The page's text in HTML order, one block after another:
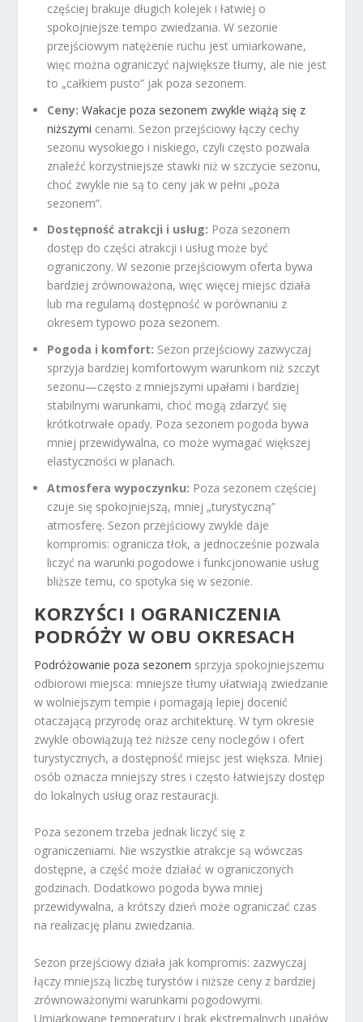
częściej brakuje długich kolejek i łatwiej o
spokojniejsze tempo zwiedzania. W sezonie
przejściowym natężenie ruchu jest umiarkowane,
więc można ograniczyć największe tłumy, ale nie jest
to „całkiem pusto” jak poza sezonem.
Ceny: Wakacje poza sezonem zwykle wiążą się z
niższymi cenami. Sezon przejściowy łączy cechy
sezonu wysokiego i niskiego, czyli często pozwala
znaleźć korzystniejsze stawki niż w szczycie sezonu,
choć zwykle nie są to ceny jak w pełni „poza
sezonem”.
Dostępność atrakcji i usług: Poza sezonem
dostęp do części atrakcji i usług może być
ograniczony. W sezonie przejściowym oferta bywa
bardziej zrównoważona, więc więcej miejsc działa
lub ma regularną dostępność w porównaniu z
okresem typowo poza sezonem.
Pogoda i komfort: Sezon przejściowy zazwyczaj
sprzyja bardziej komfortowym warunkom niż szczyt
sezonu—często z mniejszymi upałami i bardziej
stabilnymi warunkami, choć mogą zdarzyć się
krótkotrwałe opady. Poza sezonem pogoda bywa
mniej przewidywalna, co może wymagać większej
elastyczności w planach.
Atmosfera wypoczynku: Poza sezonem częściej
czuje się spokojniejszą, mniej „turystyczną”
atmosferę. Sezon przejściowy zwykle daje
kompromis: ogranicza tłok, a jednocześnie pozwala
liczyć na warunki pogodowe i funkcjonowanie usług
bliższe temu, co spotyka się w sezonie.
KORZYŚCI I OGRANICZENIA
PODRÓŻY W OBU OKRESACH
Podróżowanie poza sezonem sprzyja spokojniejszemu
odbiorowi miejsca: mniejsze tłumy ułatwiają zwiedzanie
w wolniejszym tempie i pomagają lepiej docenić
otaczającą przyrodę oraz architekturę. W tym okresie
zwykle obowiązują też niższe ceny noclegów i ofert
turystycznych, a dostępność miejsc jest większa. Mniej
osób oznacza mniejszy stres i często łatwiejszy dostęp
do lokalnych usług oraz restauracji.
Poza sezonem trzeba jednak liczyć się z
ograniczeniami. Nie wszystkie atrakcje są wówczas
dostępne, a część może działać w ograniczonych
godzinach. Dodatkowo pogoda bywa mniej
przewidywalna, a krótszy dzień może ograniczać czas
na realizację planu zwiedzania.
Sezon przejściowy działa jak kompromis: zazwyczaj
łączy mniejszą liczbę turystów i niższe ceny z bardziej
zrównoważonymi warunkami pogodowymi.
Umiarkowane temperatury i brak ekstremalnych upałów